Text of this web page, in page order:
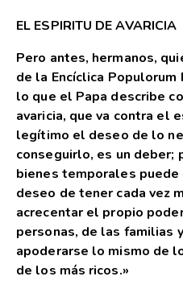
EL ESPIRITU DE AVARICIA
Pero antes, hermanos,
de la Encíclica
lo que el Papa describe
avaricia, que va contra el
legítimo el deseo de lo
conseguirlo, es un deber;
bienes temporales puede
deseo de tener cada vez
acrecentar el propio
personas, de las familias
apoderarse lo mismo de
de los más ricos.»